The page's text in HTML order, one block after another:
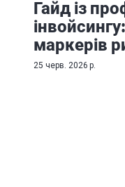
Гайд із
маркерів
25 черв. 2026 р.